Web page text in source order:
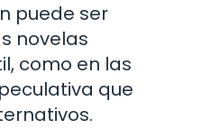
puede ser
novelas
como en las
que